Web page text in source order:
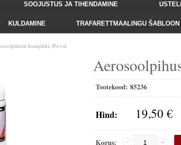
SOOJUSTUS JA TIHENDAMINE
KULDAMINE TRAFARETTMAALINGU ŠABLOON
komplekt, Preval
Tootekood: 85236
Hind: 19,50 €
Kogus: